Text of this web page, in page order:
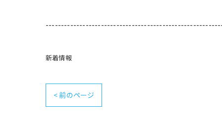
新着情報
< 前のページ